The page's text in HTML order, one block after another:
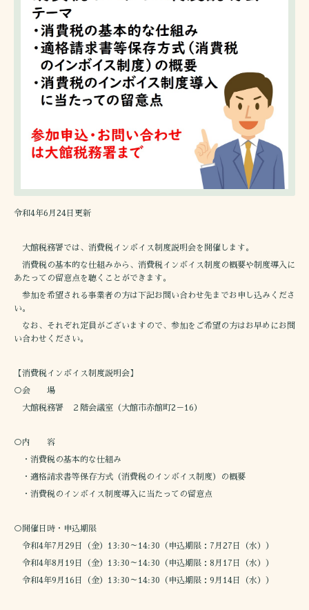
令和4年6月24日更新
大館税務署では、消費税インボイス制度説明会を開催します。
消費税の基本的な仕組みから、消費税インボイス制度の概要や制度導入に
あたっての留意点を聴くことができます。
参加を希望される事業者の方は下記お問い合わせ先までお申し込みくださ
い。
なお、それぞれ定員がございますので、参加をご希望の方はお早めにお問
い合わせください。
【消費税インボイス制度説明会】
○会 場
大館税務署 ２階会議室（大館市赤館町2－16）
○内 容
・消費税の基本的な仕組み
・適格請求書等保存方式（消費税のインボイス制度）の概要
・消費税のインボイス制度導入に当たっての留意点
○開催日時・申込期限
令和4年7月29日（金）13:30～14:30（申込期限：7月27日（水））
令和4年8月19日（金）13:30～14:30（申込期限：8月17日（水））
令和4年9月16日（金）13:30～14:30（申込期限：9月14日（水））